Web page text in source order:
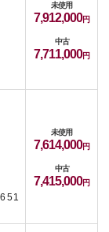
未使用
7,912,000
中古
7,711,000
未使用
7,614,000
中古
7,415,000